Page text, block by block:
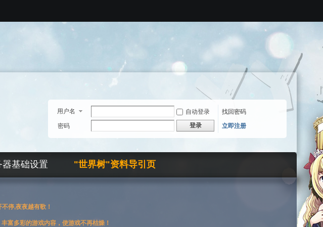
用户名 自动登录
找回密码
密码
登录 立即注册
器基础设置 "世界树"资料导引页
停,夜夜越有歌！
丰富多彩的游戏内容，使游戏不再枯燥！